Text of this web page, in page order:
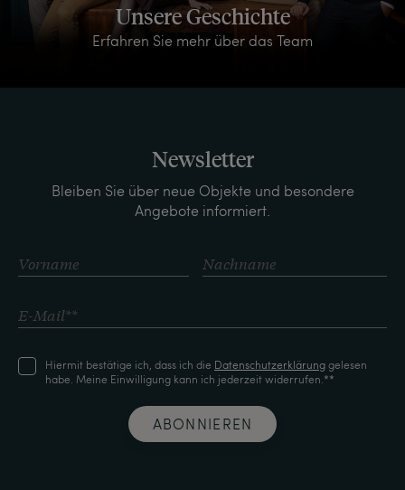
Unsere Geschichte
Erfahren Sie mehr über das Team
Newsletter
Bleiben Sie über neue Objekte und besondere
Angebote informiert.
Hiermit bestätige ich, dass ich die Daten­schutz­erklärunggelesen
habe. Meine Einwilligung kann ich jederzeit widerrufen.**
ABONNIEREN